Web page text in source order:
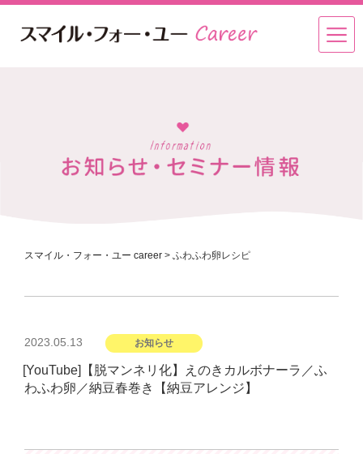
スマイル・フォー・ユー career > ふわふわ卵レシピ
投
日:
2023.05.13 お知らせ
[YouTube]【脱マンネリ化】えのきカルボナーラ／ふ
わふわ卵／納豆春巻き【納豆アレンジ】